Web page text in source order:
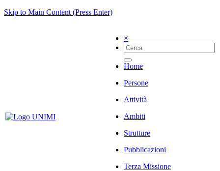
Skip to Main Content (Press Enter)
×
Home
Persone
Attività
Ambiti
Strutture
Pubblicazioni
Terza Missione